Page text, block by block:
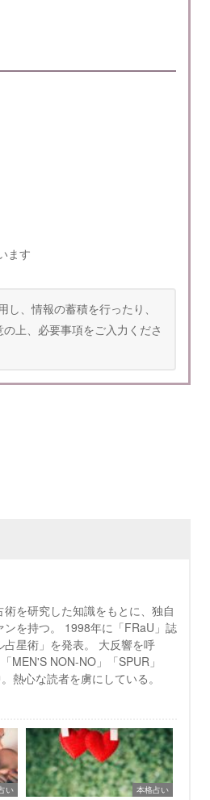
ます
、情報の蓄積を行ったり、
上、必要事項をご入力くださ
を研究した知識をもとに、独自
を持つ。 1998年に「FRaU」誌
星術」を発表。 大反響を呼
MEN'S NON-NO」「SPUR」
熱心な読者を虜にしている。
い 本格占い